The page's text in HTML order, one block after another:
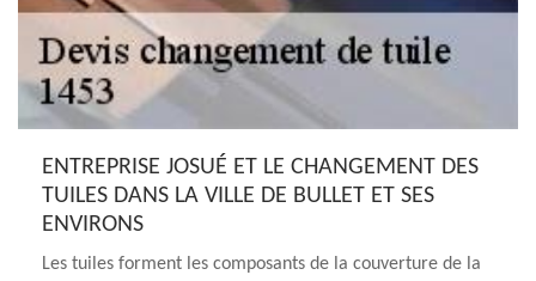
ENTREPRISE JOSUÉ ET LE CHANGEMENT DES
TUILES DANS LA VILLE DE BULLET ET SES
ENVIRONS
Les tuiles forment les composants de la couverture de la